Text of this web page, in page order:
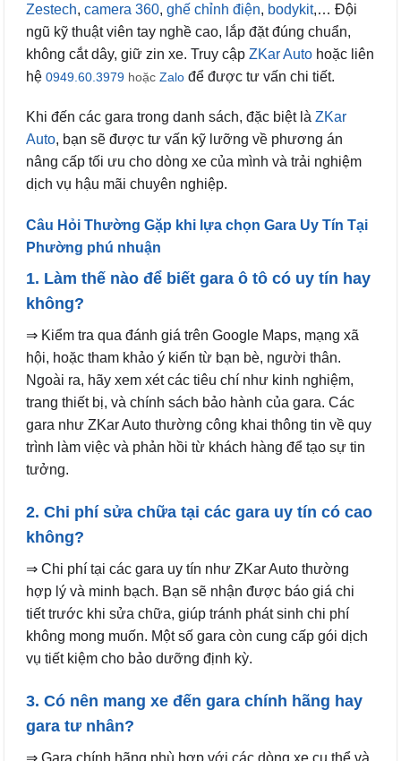
Zestech, camera 360, ghế chỉnh điện, bodykit,… Đội
ngũ kỹ thuật viên tay nghề cao, lắp đặt đúng chuẩn,
không cắt dây, giữ zin xe. Truy cập ZKar Auto hoặc liên
hệ 0949.60.3979 hoặc Zalo để được tư vấn chi tiết.
Khi đến các gara trong danh sách, đặc biệt là ZKar
Auto, bạn sẽ được tư vấn kỹ lưỡng về phương án
nâng cấp tối ưu cho dòng xe của mình và trải nghiệm
dịch vụ hậu mãi chuyên nghiệp.
Câu Hỏi Thường Gặp khi lựa chọn Gara Uy Tín Tại
Phường phú nhuận
1. Làm thế nào để biết gara ô tô có uy tín hay
không?
⇒ Kiểm tra qua đánh giá trên Google Maps, mạng xã
hội, hoặc tham khảo ý kiến từ bạn bè, người thân.
Ngoài ra, hãy xem xét các tiêu chí như kinh nghiệm,
trang thiết bị, và chính sách bảo hành của gara. Các
gara như ZKar Auto thường công khai thông tin về quy
trình làm việc và phản hồi từ khách hàng để tạo sự tin
tưởng.
2. Chi phí sửa chữa tại các gara uy tín có cao
không?
⇒ Chi phí tại các gara uy tín như ZKar Auto thường
hợp lý và minh bạch. Bạn sẽ nhận được báo giá chi
tiết trước khi sửa chữa, giúp tránh phát sinh chi phí
không mong muốn. Một số gara còn cung cấp gói dịch
vụ tiết kiệm cho bảo dưỡng định kỳ.
3. Có nên mang xe đến gara chính hãng hay
gara tư nhân?
⇒ Gara chính hãng phù hợp với các dòng xe cụ thể và